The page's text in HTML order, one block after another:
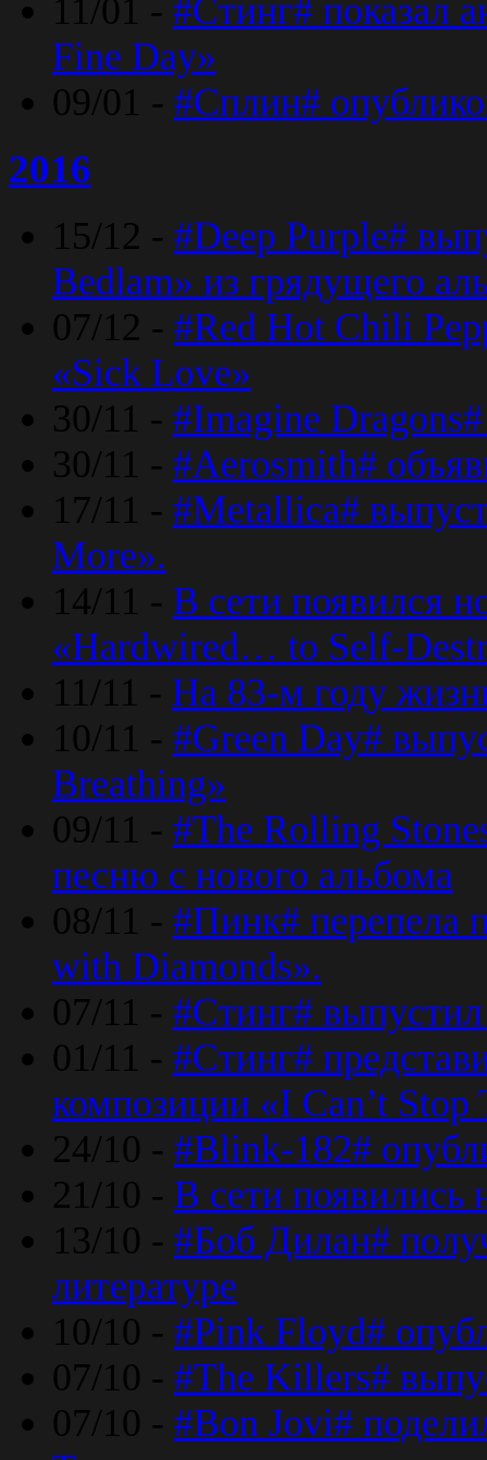
11/01 - #Стинг# показал
Fine Day»
09/01 - #Сплин#
2016
15/12 - #Deep Purple#
Bedlam» из грядущего
07/12 - #Red Hot Chili
«Sick Love»
30/11 - #Imagine
30/11 - #Aerosmith#
17/11 - #Metallica#
More».
14/11 - В сети появился
«Hardwired… to Self-
11/11 - На 83-м году
10/11 - #Green Day#
Breathing»
09/11 - #The Rolling
песню с нового альбома
08/11 - #Пинк# перепела
with Diamonds».
07/11 - #Стинг#
01/11 - #Стинг#
композиции «I Can’t
24/10 - #Blink-182#
21/10 - В сети появились
13/10 - #Боб Дилан#
литературе
10/10 - #Pink Floyd#
07/10 - #The Killers#
07/10 - #Bon Jovi#